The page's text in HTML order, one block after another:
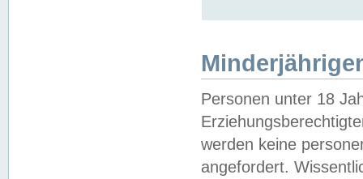
Personen unter 18
werden keine
angefordert.